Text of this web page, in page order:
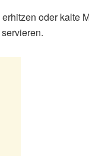
oder kalte